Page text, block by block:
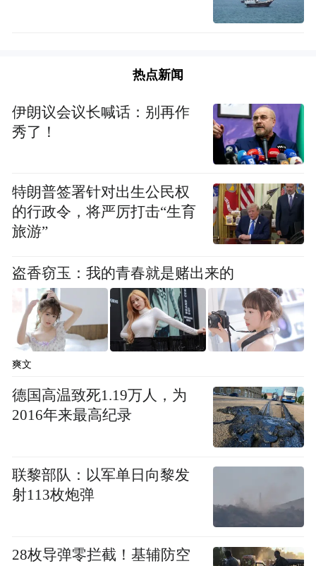
热点新闻
伊朗议会议长喊话：别再作
秀了！
特朗普签署针对出生公民权
的行政令，将严厉打击“生育
旅游”
盗香窃玉：我的青春就是赌出来的
爽文
德国高温致死1.19万人，为
2016年来最高纪录
联黎部队：以军单日向黎发
射113枚炮弹
28枚导弹零拦截！基辅防空